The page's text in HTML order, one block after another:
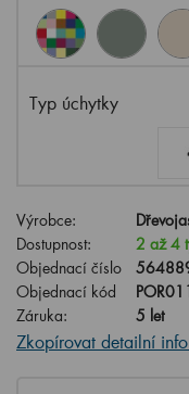
Typ úchytky
Výrobce:
Dostupnost:
2 až 4
Objednací číslo
Objednací kód
Záruka:
5 let
Zkopírovat detailní